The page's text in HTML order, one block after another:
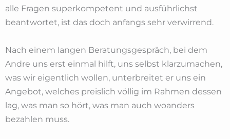
alle Fragen superkompetent und ausführlichst
beantwortet, ist das doch anfangs sehr verwirrend.
Nach einem langen Beratungsgespräch, bei dem
Andre uns erst einmal hilft, uns selbst klarzumachen,
was wir eigentlich wollen, unterbreitet er uns ein
Angebot, welches preislich völlig im Rahmen dessen
lag, was man so hört, was man auch woanders
bezahlen muss.